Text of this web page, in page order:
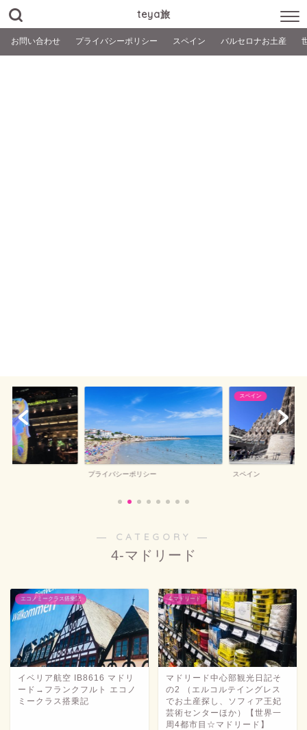
teya旅
お問い合わせ プライバシーポリシー スペイン バルセロナお土産
プライバシーポリシー
スペイン
スペイン
― CATEGORY ―
4-マドリード
エコノミークラス搭乗記
イベリア航空 IB8616 マドリ
ード→フランクフルト エコノ
ミークラス搭乗記
4-マドリード
マドリード中心部観光日記そ
の2 （エルコルテイングレス
でお土産探し、ソフィア王妃
芸術センターほか）【世界一
周4都市目☆マドリード】